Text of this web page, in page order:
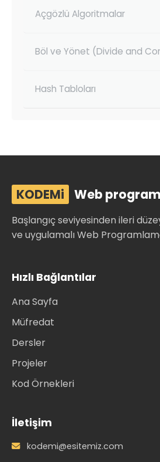
Açgözlü Algoritmalar
Böl ve Yönet (Divide and
Hash Tabloları
KODEMi Web
Başlangıç seviyesinden ileri
ve uygulamalı Web
Hızlı Bağlantılar
Ana Sayfa
Müfredat
Dersler
Projeler
Kod Örnekleri
İletişim
kodemi@esitemiz.com